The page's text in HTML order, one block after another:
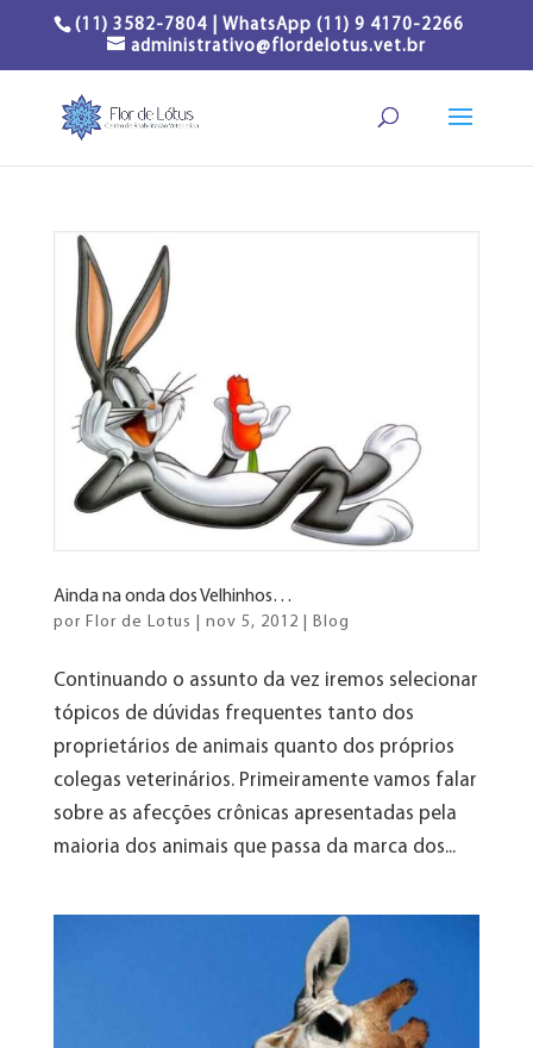
(11) 3582-7804 | WhatsApp (11) 9 4170-2266
administrativo@flordelotus.vet.br
Ainda na onda dos Velhinhos…
por Flor de Lotus nov 5, 2012 Blog
Continuando o assunto da vez iremos selecionar
tópicos de dúvidas frequentes tanto dos
proprietários de animais quanto dos próprios
colegas veterinários. Primeiramente vamos falar
sobre as afecções crônicas apresentadas pela
maioria dos animais que passa da marca dos...